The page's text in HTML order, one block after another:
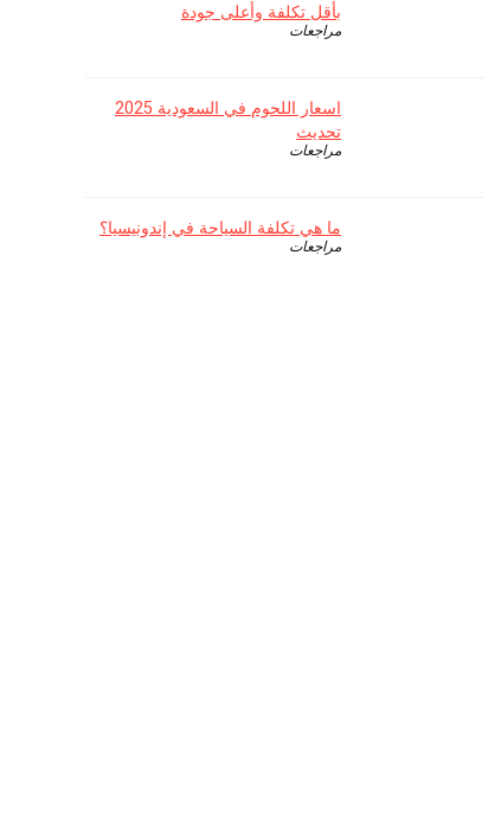
بأقل تكلفة وأعلى جودة
مراجعات
اسعار اللحوم في السعودية 2025
تحديث
مراجعات
ما هي تكلفة السياحة في إندونيسيا؟
مراجعات